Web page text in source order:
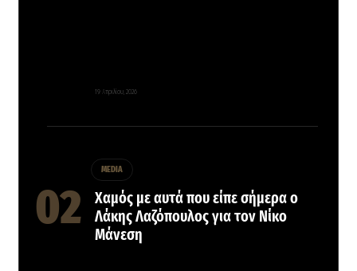
19 Απριλίου, 2026
MEDIA
Χαμός με αυτά που είπε σήμερα ο
Λάκης Λαζόπουλος για τον Νίκο
Μάνεση